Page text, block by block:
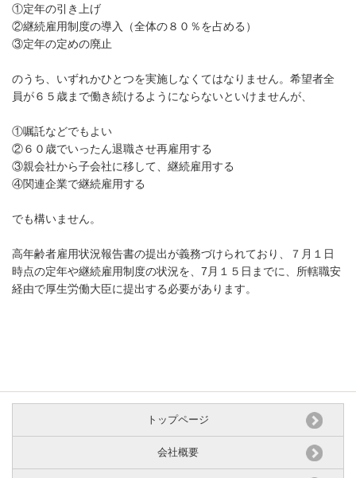
①定年の引き上げ
②継続雇用制度の導入（全体の８０％を占める）
③定年の定めの廃止
のうち、いずれかひとつを実施しなくてはなりません。希望者全
員が６５歳まで働き続けるようにならないといけませんが、
①嘱託などでもよい
②６０歳でいったん退職させ再雇用する
③親会社から子会社に移して、継続雇用する
④関連企業で継続雇用する
でも構いません。
高年齢者雇用状況報告書の提出が義務づけられており、７月１日
時点の定年や継続雇用制度の状況を、7月１５日までに、所轄職安
経由で厚生労働大臣に提出する必要があります。
トップページ
会社概要